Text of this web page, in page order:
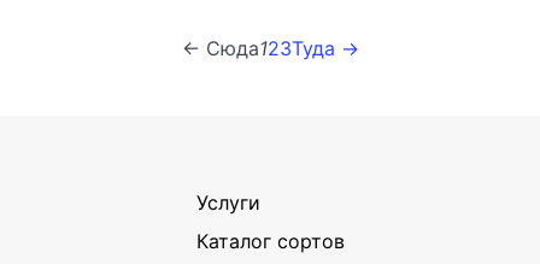
← Сюда123Туда →
Услуги
Каталог сортов